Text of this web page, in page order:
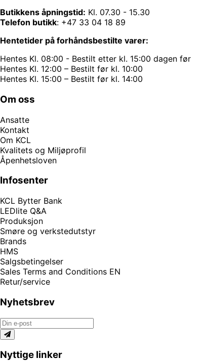
Butikkens åpningstid: Kl. 07.30 - 15.30
Telefon butikk: +47 33 04 18 89
Hentetider på forhåndsbestilte varer:
Hentes Kl. 08:00 - Bestilt etter kl. 15:00 dagen før
Hentes Kl. 12:00 – Bestilt før kl. 10:00
Hentes Kl. 15:00 – Bestilt før kl. 14:00
Om oss
Ansatte
Kontakt
Om KCL
Kvalitets og Miljøprofil
Åpenhetsloven
Infosenter
KCL Bytter Bank
LEDlite Q&A
Produksjon
Smøre og verkstedutstyr
Brands
HMS
Salgsbetingelser
Sales Terms and Conditions EN
Retur/service
Nyhetsbrev
Nyttige linker